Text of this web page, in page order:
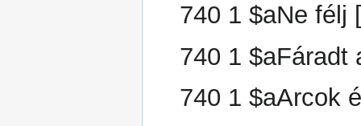
740 1 $aNe félj
740 1 $aFáradt
740 1 $aArcok